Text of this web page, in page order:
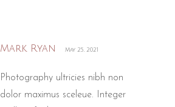
Mark Ryan May 25, 2021
Photography ultricies nibh non
dolor maximus sceleue. Integer